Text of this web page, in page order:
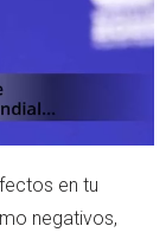
en tu
negativos,